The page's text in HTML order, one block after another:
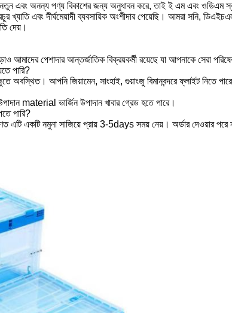
নতুন এবং অনন্য পণ্য বিকাশের জন্য অনুধাবন করে, তাই ই এম এবং ওডিএম
এবং দীর্ঘমেয়াদী ব্যবসায়িক অংশীদার পেয়েছি। আমরা সনি,
দেয়।
আমাদের পেশাদার আন্তর্জাতিক বিক্রয়কর্মী রয়েছে যা আপনাকে সেরা
পারি?
অবস্থিত। আপনি জিয়ামেন, সাংহাই, গুয়াংজু বিমানবন্দরে ফ্লাইট নিতে
material ভার্জিন উপাদান খাবার গ্রেড হতে পারে।
পারি?
এটি একটি নমুনা সাজিয়ে প্রায় 3-5days সময় নেয়। অর্ডার দেওয়ার পরে